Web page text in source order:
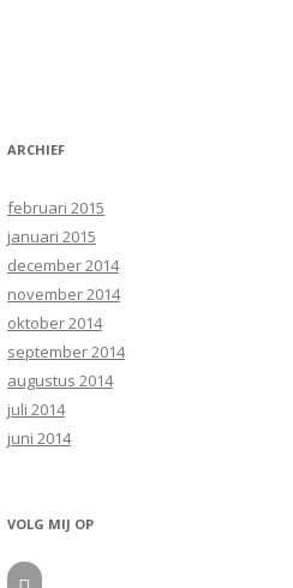
ARCHIEF
februari 2015
januari 2015
december 2014
november 2014
oktober 2014
september 2014
augustus 2014
juli 2014
juni 2014
VOLG MIJ OP